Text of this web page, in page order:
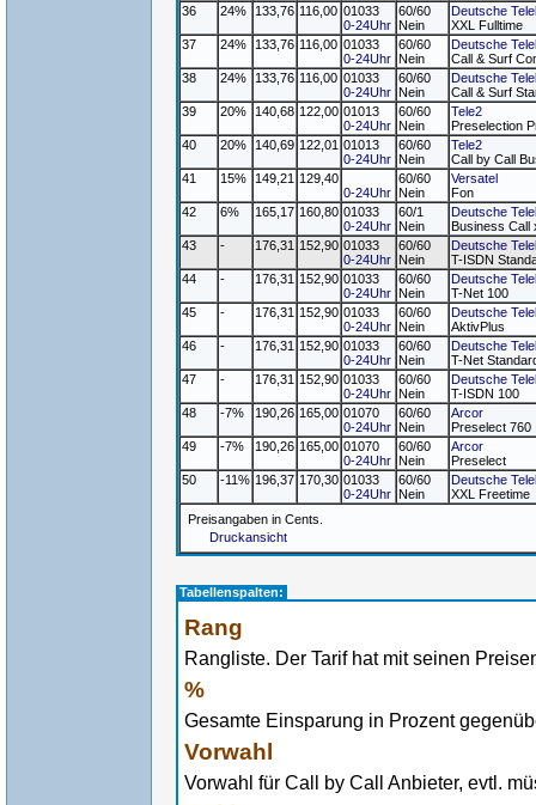
36
24% 133,76 116,00 01033
0-24Uhr
60/60
Nein
Deutsche
XXL Fulltime
37
24% 133,76 116,00 01033
0-24Uhr
60/60
Nein
Deutsche
Call & Surf
38
24% 133,76 116,00 01033
0-24Uhr
60/60
Nein
Deutsche
Call & Surf
39
20% 140,68 122,00 01013
0-24Uhr
60/60
Nein
Tele2
Preselection
40
20% 140,69 122,01 01013
0-24Uhr
60/60
Nein
Tele2
Call by Call
41
15% 149,21 129,40
0-24Uhr
60/60
Nein
Versatel
Fon
42
6% 165,17 160,80 01033
0-24Uhr
60/1
Nein
Deutsche
Business Call
43
- 176,31 152,90 01033
0-24Uhr
60/60
Nein
Deutsche
T-ISDN
44
- 176,31 152,90 01033
0-24Uhr
60/60
Nein
Deutsche
T-Net 100
45
- 176,31 152,90 01033
0-24Uhr
60/60
Nein
Deutsche
AktivPlus
46
- 176,31 152,90 01033
0-24Uhr
60/60
Nein
Deutsche
T-Net
47
- 176,31 152,90 01033
0-24Uhr
60/60
Nein
Deutsche
T-ISDN 100
48
-7% 190,26 165,00 01070
0-24Uhr
60/60
Nein
Arcor
Preselect 760
49
-7% 190,26 165,00 01070
0-24Uhr
60/60
Nein
Arcor
Preselect
50
-11% 196,37 170,30 01033
0-24Uhr
60/60
Nein
Deutsche
XXL Freetime
Preisangaben in Cents.
Druckansicht
Tabellenspalten:
Rang
Rangliste. Der Tarif hat mit seinen
%
Gesamte Einsparung in Prozent
Vorwahl
Vorwahl für Call by Call Anbieter, evtl.